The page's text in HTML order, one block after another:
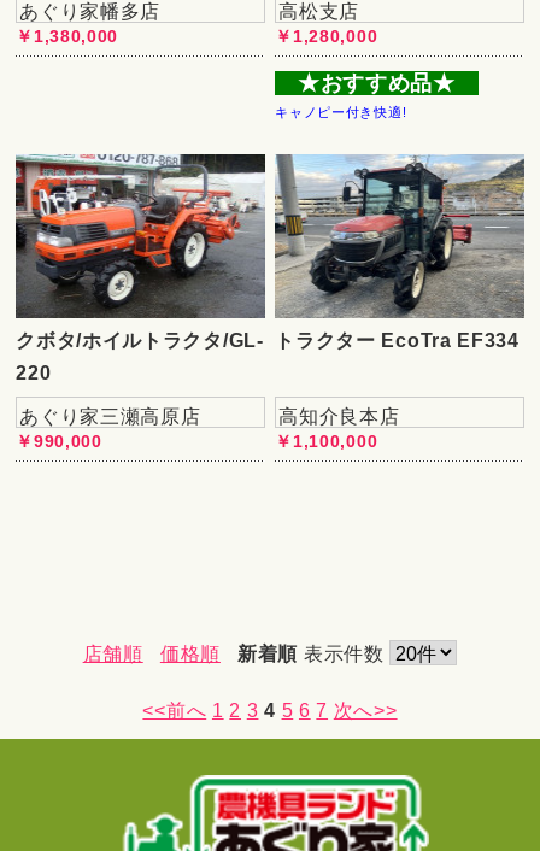
あぐり家幡多店
￥1,380,000
高松支店
￥1,280,000
★おすすめ品★
キャノピー付き快適!
クボタ/ホイルトラクタ/GL-
220
あぐり家三瀬高原店
￥990,000
トラクター EcoTra EF334
高知介良本店
￥1,100,000
店舗順 価格順 新着順 表示件数
<<前へ 1 2 3 4 5 6 7 次へ>>